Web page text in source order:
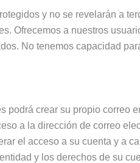
y no se revelarán a
Ofrecemos a nuestros
No tenemos capacidad
podrá crear su propio correo
a la dirección de correo
el acceso a su cuenta y a
y los derechos de su